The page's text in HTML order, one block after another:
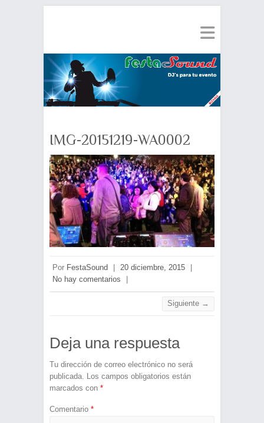
IMG-20151219-WA0002
Por FestaSound | 20 diciembre, 2015
|
No hay comentarios
|
Siguiente →
Deja una respuesta
Tu dirección de correo electrónico no será
publicada. Los campos obligatorios están
marcados con *
Comentario *